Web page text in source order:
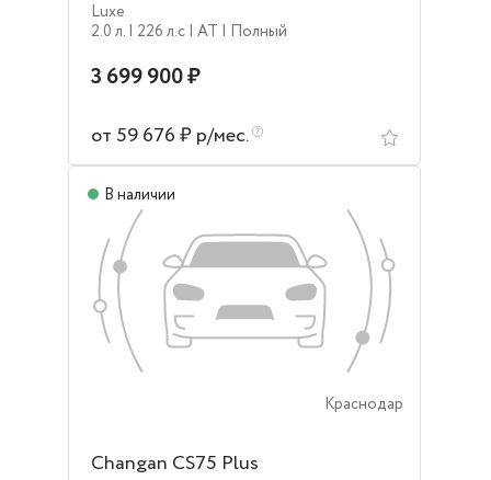
Luxe
2.0 л. | 226 л.c | AT | Полный
3 699 900 ₽
от 59 676 ₽ р/мес.
В наличии
Краснодар
Changan CS75 Plus